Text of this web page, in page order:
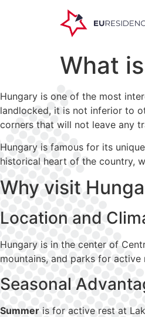
What
Hungary is one of the most
landlocked, it is not inferior to
corners that will not leave any
Hungary is famous for its
historical heart of the country,
Why visit
Location and
Hungary is in the center of
mountains, and parks for active
Seasonal
Summer is for active rest at